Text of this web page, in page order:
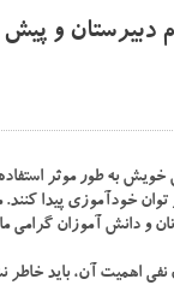
دبیرستان و
به طور موثر استفاده
خودآموزی پیدا
و دانش آموزان گرامی
آن، باید خاطر